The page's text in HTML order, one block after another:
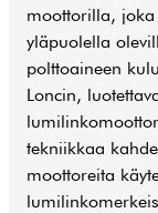
moottorilla, joka
yläpuolella
polttoaineen
Loncin,
tekniikkaa
moottoreita